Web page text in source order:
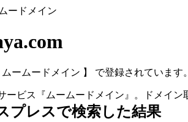
ードメイン
ームードメイン 】 で登録されています
ービス『ムームードメイン』。ドメイン
プレスで検索した結果